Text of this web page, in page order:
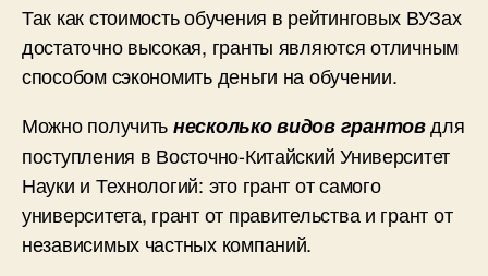
Так как стоимость обучения в рейтинговых ВУЗах
достаточно высокая, гранты являются отличным
способом сэкономить деньги на обучении.
Можно получитьнесколько видов грантовдля
поступления в Восточно-Китайский Университет
Науки и Технологий: это грант от самого
университета, грант от правительства и грант от
независимых частных компаний.